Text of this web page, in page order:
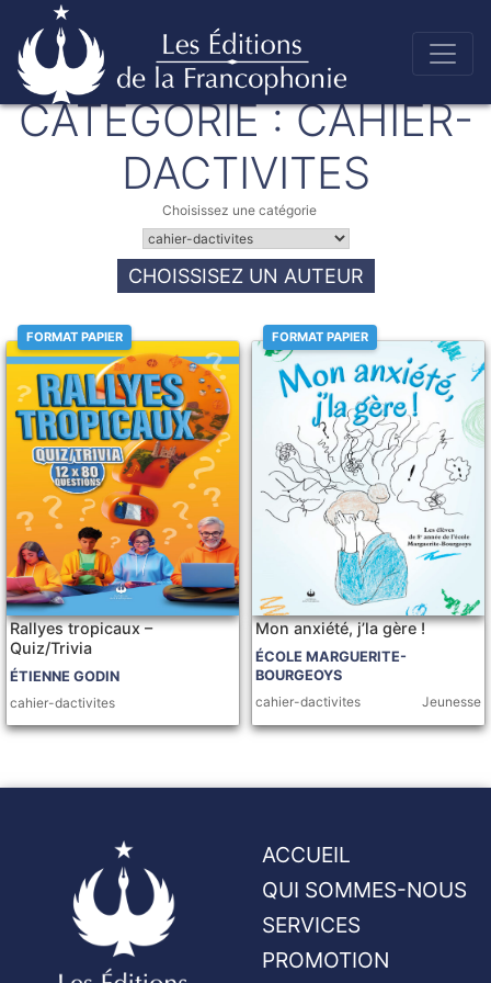
Skip
to
content
Éditions de la francophonie
CATÉGORIE :CAHIER-
DACTIVITES
Choisissez une catégorie
CHOISSISEZ UN AUTEUR
FORMAT PAPIER
Rallyes tropicaux –
Quiz/Trivia
ÉTIENNE GODIN
cahier-dactivites
FORMAT PAPIER
Mon anxiété, j’la gère !
ÉCOLE MARGUERITE-
BOURGEOYS
cahier-dactivites
Jeunesse
ACCUEIL
QUI SOMMES-NOUS
SERVICES
PROMOTION